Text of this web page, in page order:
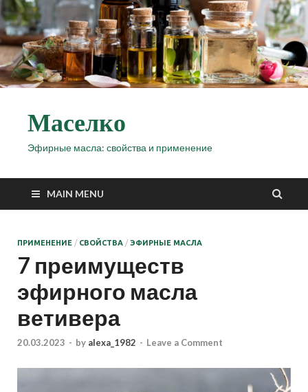
Маселко
Эфирные масла: свойства и применение
MAIN MENU
ПРИМЕНЕНИЕ / СВОЙСТВА / ЭФИРНЫЕ МАСЛА
7 преимуществ
эфирного масла
ветивера
20.03.2023 - by alexa_1982 - Leave a Comment